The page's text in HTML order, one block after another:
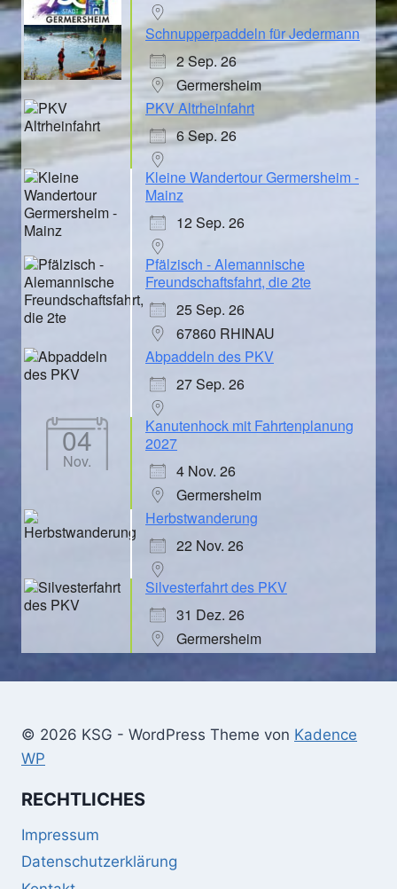
Schnupperpaddeln für Jedermann
2 Sep. 26
Germersheim
PKV Altrheinfahrt
6 Sep. 26
Kleine Wandertour Germersheim -
Mainz
12 Sep. 26
Pfälzisch - Alemannische
Freundschaftsfahrt, die 2te
25 Sep. 26
67860 RHINAU
Abpaddeln des PKV
27 Sep. 26
04
Nov.
Kanutenhock mit Fahrtenplanung
2027
4 Nov. 26
Germersheim
Herbstwanderung
22 Nov. 26
Silvesterfahrt des PKV
31 Dez. 26
Germersheim
© 2026 KSG - WordPress Theme von Kadence
WP
RECHTLICHES
Impressum
Datenschutzerklärung